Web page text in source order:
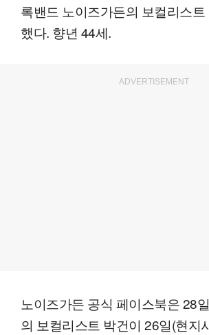
록밴드 노이즈가든의 보컬리스
했다. 향년 44세.
ADVERTISEMENT
노이즈가든 공식 페이스북은 28
의 보컬리스트 박건이 26일(현지